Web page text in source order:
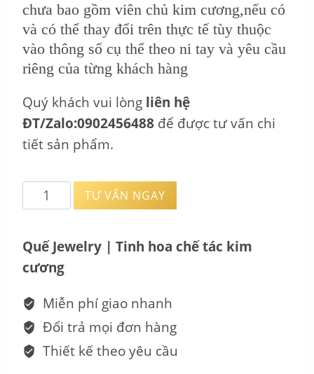
chưa bao gồm viên chủ kim cương,nếu có
và có thể thay đổi trên thực tế tùy thuộc
vào thông số cụ thể theo ni tay và yêu cầu
riêng của từng khách hàng
Quý khách vui lòng liên hệ
ĐT/Zalo:0902456488 để được tư vấn chi
tiết sản phẩm.
Nhẫn
cương
Nữ
-
Gladys
NN_N15.12-
22
TƯ VẤN NGAY
Quế Jewelry | Tinh hoa chế tác kim
cương
Miễn phí giao nhanh
Đổi trả mọi đơn hàng
Thiết kế theo yêu cầu